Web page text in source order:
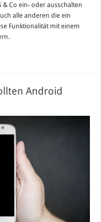
& Co ein- oder ausschalten
alle anderen die ein
Funktionalität mit einem
Android